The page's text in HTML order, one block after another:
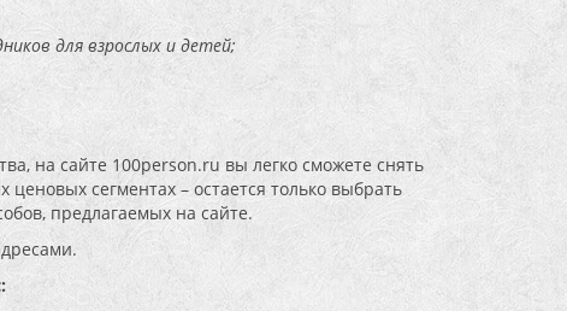
для взрослых и детей;
на сайте 100person.ru вы легко сможете снять
сегментах – остается только выбрать
предлагаемых на сайте.